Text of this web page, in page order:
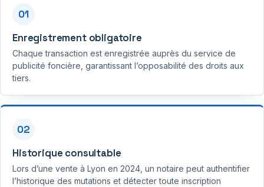
01
Enregistrement obligatoire
Chaque transaction est enregistrée auprès du service de
publicité foncière, garantissant l’opposabilité des droits aux
tiers.
02
Historique consultable
Lors d’une vente à Lyon en 2024, un notaire peut authentifier
l’historique des mutations et détecter toute inscription